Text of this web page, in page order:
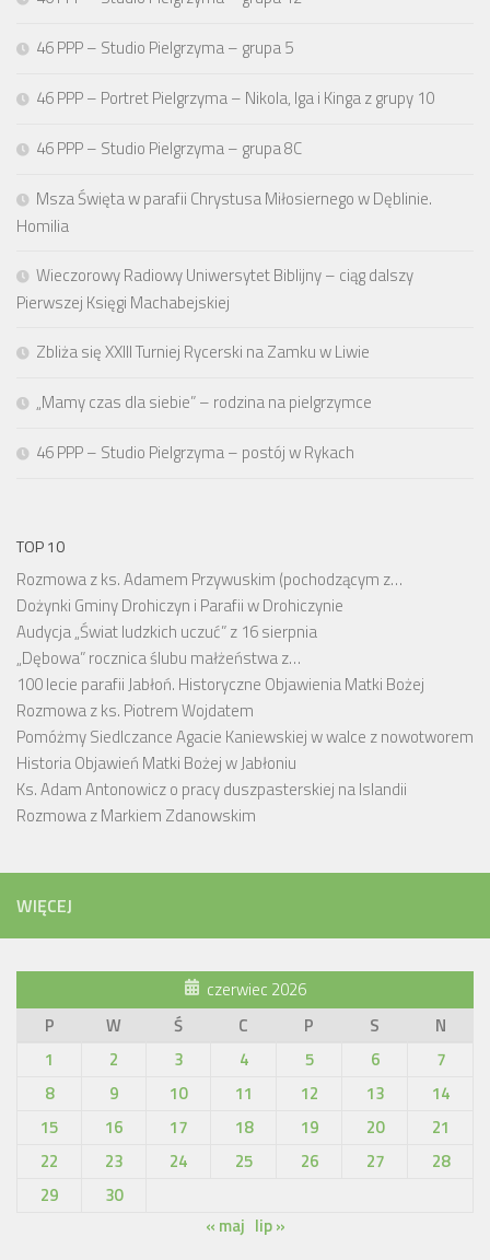
46 PPP – Studio Pielgrzyma – grupa 5
46 PPP – Portret Pielgrzyma – Nikola, Iga i Kinga z grupy 10
46 PPP – Studio Pielgrzyma – grupa 8C
Msza Święta w parafii Chrystusa Miłosiernego w Dęblinie.
Homilia
Wieczorowy Radiowy Uniwersytet Biblijny – ciąg dalszy
Pierwszej Księgi Machabejskiej
Zbliża się XXIII Turniej Rycerski na Zamku w Liwie
„Mamy czas dla siebie” – rodzina na pielgrzymce
46 PPP – Studio Pielgrzyma – postój w Rykach
TOP 10
Rozmowa z ks. Adamem Przywuskim (pochodzącym z…
Dożynki Gminy Drohiczyn i Parafii w Drohiczynie
Audycja „Świat ludzkich uczuć” z 16 sierpnia
„Dębowa” rocznica ślubu małżeństwa z…
100 lecie parafii Jabłoń. Historyczne Objawienia Matki Bożej
Rozmowa z ks. Piotrem Wojdatem
Pomóżmy Siedlczance Agacie Kaniewskiej w walce z nowotworem
Historia Objawień Matki Bożej w Jabłoniu
Ks. Adam Antonowicz o pracy duszpasterskiej na Islandii
Rozmowa z Markiem Zdanowskim
WIĘCEJ
czerwiec 2026
P
W Ś C P S
N
1
2 3 4 5 6
7
8
9 10 11 12 13
14
15
16 17 18 19 20
21
22
23 24 25 26 27
28
29
30
« maj lip »